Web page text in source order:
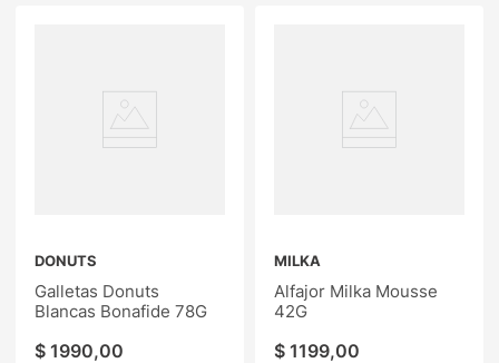
DONUTS
Galletas Donuts
Blancas Bonafide 78G
$ 1990,00
MILKA
Alfajor Milka Mousse
42G
$ 1199,00